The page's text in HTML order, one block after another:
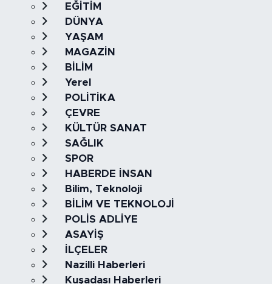
EĞİTİM
DÜNYA
YAŞAM
MAGAZİN
BİLİM
Yerel
POLİTİKA
ÇEVRE
KÜLTÜR SANAT
SAĞLIK
SPOR
HABERDE İNSAN
Bilim, Teknoloji
BİLİM VE TEKNOLOJİ
POLİS ADLİYE
ASAYİŞ
İLÇELER
Nazilli Haberleri
Kuşadası Haberleri